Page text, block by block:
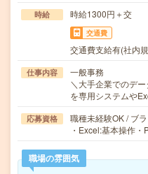
時給 時給1300円＋交
交通費
交通費支給有(社内
仕事内容
一般事務
＼大手企業でのデ
を専用システムや
応募資格
職種未経験OK / ブ
・Excel:基本操作
職場の雰囲気